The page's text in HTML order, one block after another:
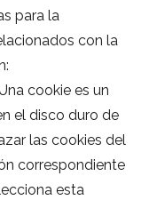
para la
con la
cookie es un
el disco duro de
las cookies del
correspondiente
esta